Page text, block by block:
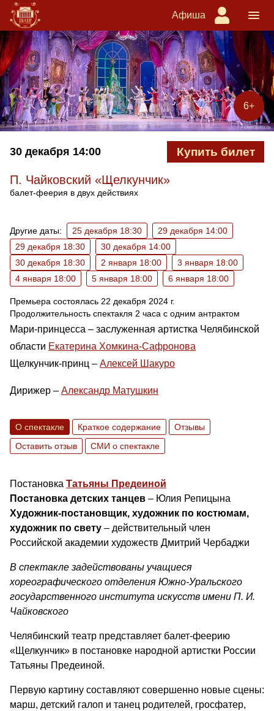
Афиша
6+
30 декабря 14:00 Купить билет
П. Чайковский «Щелкунчик»
балет-феерия в двух действиях
Другие даты: 25 декабря 18:30
29 декабря 14:00
29 декабря 18:30
30 декабря 14:00
30 декабря 18:30
2 января 18:00
3 января 18:00
4 января 18:00
5 января 18:00 6 января 18:00
Премьера состоялась 22 декабря 2024 г.
Продолжительность спектакля 2 часа с одним антрактом
Мари-принцесса – заслуженная артистка Челябинской
области Екатерина Хомкина-Сафронова
Щелкунчик-принц – Алексей Шакуро
Дирижер – Александр Матушкин
О спектакле Краткое содержание
Отзывы
Оставить отзыв
СМИ о спектакле
Постановка Татьяны Предеиной
Постановка детских танцев – Юлия Репицына
Художник-постановщик, художник по костюмам,
художник по свету – действительный член
Российской академии художеств Дмитрий Чербаджи
В спектакле задействованы учащиеся
хореографического отделения Южно-Уральского
государственного института искусств имени П. И.
Чайковского
Челябинский театр представляет балет-феерию
«Щелкунчик» в постановке народной артистки России
Татьяны Предеиной.
Первую картину составляют совершенно новые сцены:
марш, детский галоп и танец родителей, гросфатер,